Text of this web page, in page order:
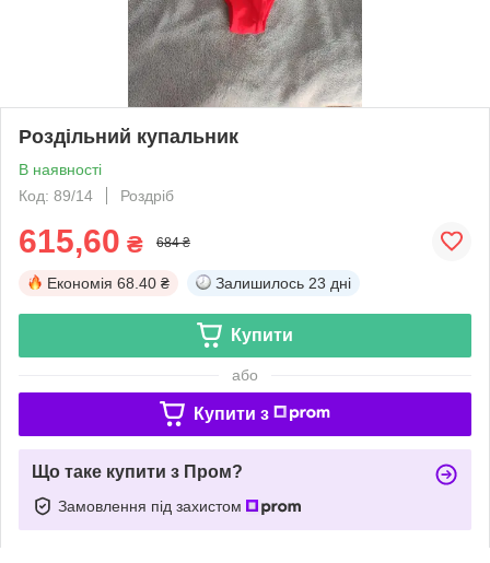
Роздільний купальник
В наявності
Код: 89/14
Роздріб
615,60 ₴ 684 ₴
Економія 68.40 ₴ Залишилось 23 дні
Купити
або
Купити з
Що таке купити з Пром?
Замовлення під захистом